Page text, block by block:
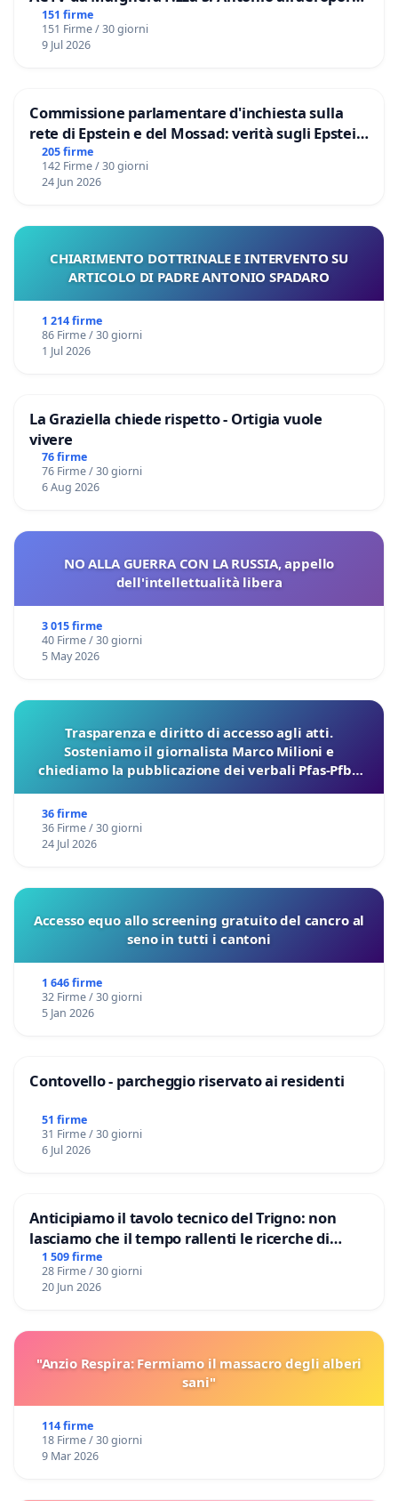
Marco Polo tariffa a € 1,50
151 firme
151 Firme / 30 giorni
9 Jul 2026
Commissione parlamentare d'inchiesta sulla
rete di Epstein e del Mossad: verità sugli Epstein
Files
205 firme
142 Firme / 30 giorni
24 Jun 2026
CHIARIMENTO DOTTRINALE E INTERVENTO SU
ARTICOLO DI PADRE ANTONIO SPADARO
1 214 firme
86 Firme / 30 giorni
1 Jul 2026
La Graziella chiede rispetto - Ortigia vuole
vivere
76 firme
76 Firme / 30 giorni
6 Aug 2026
NO ALLA GUERRA CON LA RUSSIA, appello
dell'intellettualità libera
3 015 firme
40 Firme / 30 giorni
5 May 2026
Trasparenza e diritto di accesso agli atti.
Sosteniamo il giornalista Marco Milioni e
chiediamo la pubblicazione dei verbali Pfas-Pfba
36 firme
36 Firme / 30 giorni
24 Jul 2026
Accesso equo allo screening gratuito del cancro al
seno in tutti i cantoni
1 646 firme
32 Firme / 30 giorni
5 Jan 2026
Contovello - parcheggio riservato ai residenti
51 firme
31 Firme / 30 giorni
6 Jul 2026
Anticipiamo il tavolo tecnico del Trigno: non
lasciamo che il tempo rallenti le ricerche di
Domenico Racanati
1 509 firme
28 Firme / 30 giorni
20 Jun 2026
"Anzio Respira: Fermiamo il massacro degli alberi
sani"
114 firme
18 Firme / 30 giorni
9 Mar 2026